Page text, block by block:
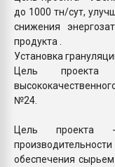
до 1000 тн/сут,
снижения
продукта .
Установка
Цель проекта
№24.
Цель проекта
обеспечения